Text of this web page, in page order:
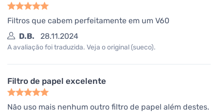
Filtros que cabem perfeitamente em um V60
D.B.
28.11.2024
A avaliação foi traduzida. Veja o original (sueco).
Filtro de papel excelente
Não uso mais nenhum outro filtro de papel além destes.